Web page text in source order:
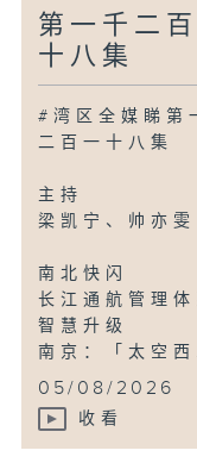
第一千二
十八集
#湾区全媒睇第
二百一十八集
主持
梁凯宁、帅亦雯
南北快闪
长江通航管理体
智慧升级
南京：「太空
05/08/2026
收看